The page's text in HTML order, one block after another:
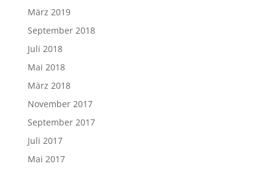
März 2019
September 2018
Juli 2018
Mai 2018
März 2018
November 2017
September 2017
Juli 2017
Mai 2017